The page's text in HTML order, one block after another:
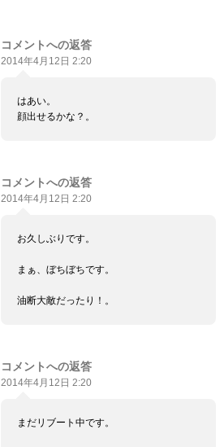
コメントへの返答
2014年4月12日 2:20
はあい。
顔出せるかな？。
コメントへの返答
2014年4月12日 2:20
お久しぶりです。
まぁ、ぼちぼちです。
油断大敵だったり！。
コメントへの返答
2014年4月12日 2:20
まだリブート中です。